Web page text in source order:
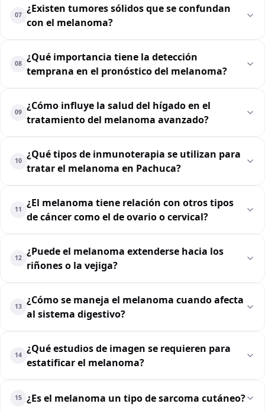
07
¿Existen tumores sólidos que se confundan
con el melanoma?
08
¿Qué importancia tiene la detección
temprana en el pronóstico del melanoma?
09
¿Cómo influye la salud del hígado en el
tratamiento del melanoma avanzado?
10
¿Qué tipos de inmunoterapia se utilizan para
tratar el melanoma en Pachuca?
11
¿El melanoma tiene relación con otros tipos
de cáncer como el de ovario o cervical?
12
¿Puede el melanoma extenderse hacia los
riñones o la vejiga?
13
¿Cómo se maneja el melanoma cuando afecta
al sistema digestivo?
14
¿Qué estudios de imagen se requieren para
estatificar el melanoma?
15 ¿Es el melanoma un tipo de sarcoma cutáneo?